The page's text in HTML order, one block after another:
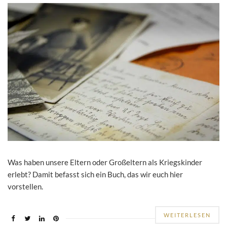
Was haben unsere Eltern oder Großeltern als Kriegskinder
erlebt? Damit befasst sich ein Buch, das wir euch hier
vorstellen.
WEITERLESEN